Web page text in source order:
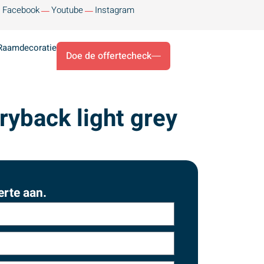
Facebook Youtube Instagram
Doe de offertecheck
light grey
aan.